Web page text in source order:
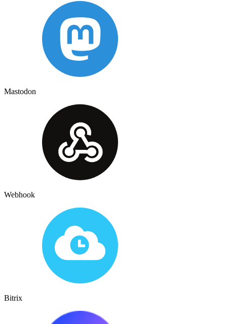
Mastodon
Webhook
Bitrix